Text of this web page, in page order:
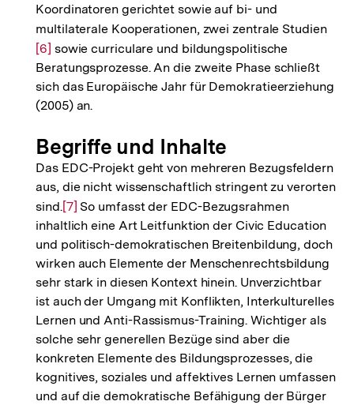
Fußnote
Koordinatoren gerichtet sowie auf bi- und
multilaterale Kooperationen, zwei zentrale StudienZur
[6] sowie curriculare und bildungspolitische
Beratungsprozesse. An die zweite Phase schließt
sich das Europäische Jahr für Demokratieerziehung
(2005) an.
Begriffe und Inhalte
Das EDC-Projekt geht von mehreren Bezugsfeldern
aus, die nicht wissenschaftlich stringent zu verorten
sind.Zur
Auflösung
der
Fußnote
[7] So umfasst der EDC-Bezugsrahmen
inhaltlich eine Art Leitfunktion der Civic Education
und politisch-demokratischen Breitenbildung, doch
wirken auch Elemente der Menschenrechtsbildung
sehr stark in diesen Kontext hinein. Unverzichtbar
ist auch der Umgang mit Konflikten, Interkulturelles
Lernen und Anti-Rassismus-Training. Wichtiger als
solche sehr generellen Bezüge sind aber die
konkreten Elemente des Bildungsprozesses, die
kognitives, soziales und affektives Lernen umfassen
und auf die demokratische Befähigung der Bürger